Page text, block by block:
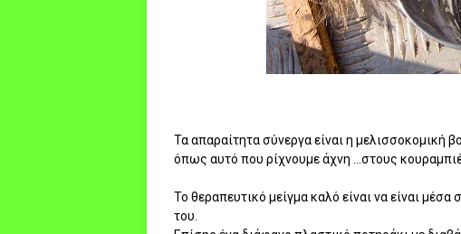
Τα απαραίτητα σύνεργα είναι η μελισσοκομική
όπως αυτό που ρίχνουμε άχνη ...στους
Το θεραπευτικό μείγμα καλό είναι να είναι
του.